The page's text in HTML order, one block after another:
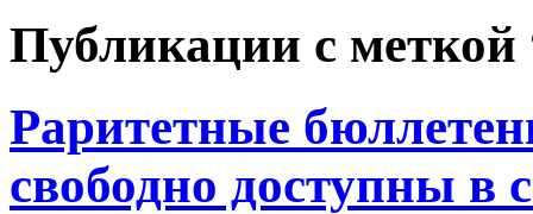
Публикации с
Раритетные
свободно доступны в